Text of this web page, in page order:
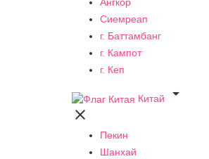
Сиемреап
г. Баттамбанг
г. Кампот
г. Кеп
Китай


Пекин
Шанхай